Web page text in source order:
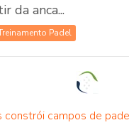
da anca...
Padel